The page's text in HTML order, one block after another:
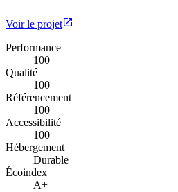
Voir le projet
Performance
100
Qualité
100
Référencement
100
Accessibilité
100
Hébergement
Durable
Écoindex
A+